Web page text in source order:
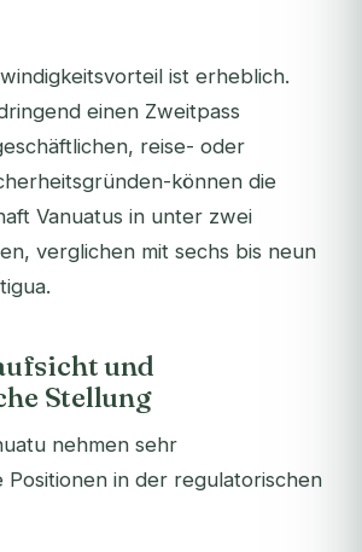
ist erheblich.
einen Zweitpass
reise- oder
können die
Vanuatus in unter zwei
verglichen mit sechs bis neun
und
Stellung
nehmen sehr
Positionen in der regulatorischen